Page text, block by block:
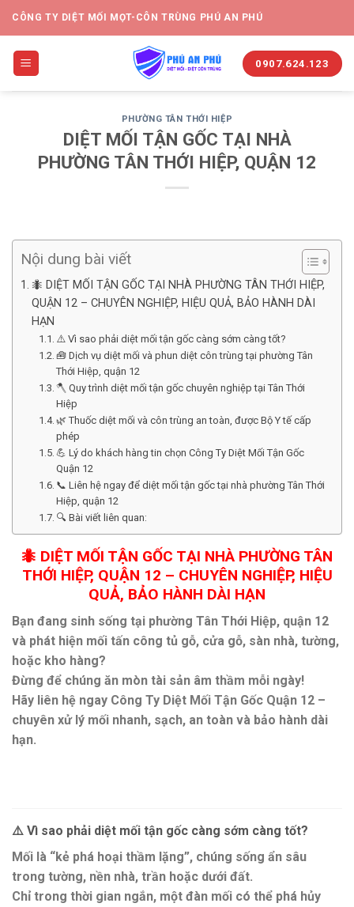
CÔNG TY DIỆT MỐI MỌT-CÔN TRÙNG PHÚ AN PHÚ
0907.624.123
PHƯỜNG TÂN THỚI HIỆP
DIỆT MỐI TẬN GỐC TẠI NHÀ
PHƯỜNG TÂN THỚI HIỆP, QUẬN 12
Nội dung bài viết
🐜 DIỆT MỐI TẬN GỐC TẠI NHÀ PHƯỜNG TÂN THỚI HIỆP,
QUẬN 12 – CHUYÊN NGHIỆP, HIỆU QUẢ, BẢO HÀNH DÀI
HẠN
⚠️ Vì sao phải diệt mối tận gốc càng sớm càng tốt?
🧰 Dịch vụ diệt mối và phun diệt côn trùng tại phường Tân
Thới Hiệp, quận 12
🪓 Quy trình diệt mối tận gốc chuyên nghiệp tại Tân Thới
Hiệp
🌿 Thuốc diệt mối và côn trùng an toàn, được Bộ Y tế cấp
phép
💪 Lý do khách hàng tin chọn Công Ty Diệt Mối Tận Gốc
Quận 12
📞 Liên hệ ngay để diệt mối tận gốc tại nhà phường Tân Thới
Hiệp, quận 12
🔍 Bài viết liên quan:
🐜 DIỆT MỐI TẬN GỐC TẠI NHÀ PHƯỜNG TÂN
THỚI HIỆP, QUẬN 12 – CHUYÊN NGHIỆP, HIỆU
QUẢ, BẢO HÀNH DÀI HẠN
Bạn đang sinh sống tại phường Tân Thới Hiệp, quận 12
và phát hiện mối tấn công tủ gỗ, cửa gỗ, sàn nhà, tường,
hoặc kho hàng?
Đừng để chúng ăn mòn tài sản âm thầm mỗi ngày!
Hãy liên hệ ngay Công Ty Diệt Mối Tận Gốc Quận 12 –
chuyên xử lý mối nhanh, sạch, an toàn và bảo hành dài
hạn.
⚠️ Vì sao phải diệt mối tận gốc càng sớm càng tốt?
Mối là “kẻ phá hoại thầm lặng”, chúng sống ẩn sâu
trong tường, nền nhà, trần hoặc dưới đất.
Chỉ trong thời gian ngắn, một đàn mối có thể phá hủy